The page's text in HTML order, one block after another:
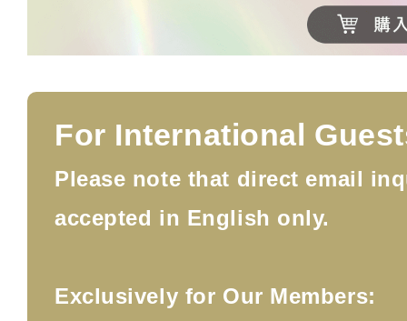
For International
Please note that direct email
accepted in English only.
Exclusively for Our Members: